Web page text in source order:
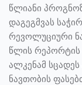
წლიანი
დაგეგმვას
რევოლუციური
წლის რეპორტის
ალკენამ
ნავთობის